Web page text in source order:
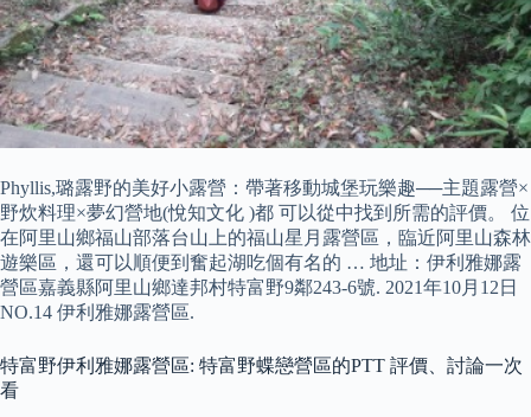
Phyllis,璐露野的美好小露營：帶著移動城堡玩樂趣──主題露營×
野炊料理×夢幻營地(悅知文化 )都 可以從中找到所需的評價。 位
在阿里山鄉福山部落台山上的福山星月露營區，臨近阿里山森林
遊樂區，還可以順便到奮起湖吃個有名的 … 地址：伊利雅娜露
營區嘉義縣阿里山鄉達邦村特富野9鄰243-6號. 2021年10月12日
NO.14 伊利雅娜露營區.
特富野伊利雅娜露營區: 特富野蝶戀營區的PTT 評價、討論一次
看